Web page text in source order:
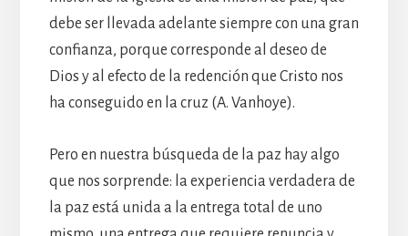
debe ser llevada adelante siempre con una gran
confianza, porque corresponde al deseo de
Dios y al efecto de la redención que Cristo nos
ha conseguido en la cruz (A. Vanhoye).
Pero en nuestra búsqueda de la paz hay algo
que nos sorprende: la experiencia verdadera de
la paz está unida a la entrega total de uno